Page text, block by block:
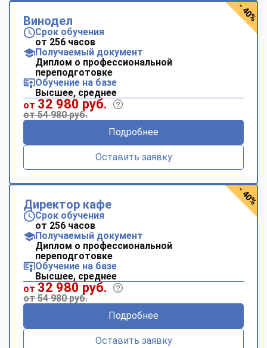
Винодел
Срок обучения
от 256 часов
Получаемый документ
Диплом о профессиональной
переподготовке
Обучение на базе
Высшее, среднее
от 32 980 руб.
от 54 980 руб.
Подробнее
Оставить заявку
- 40%
Директор кафе
Срок обучения
от 256 часов
Получаемый документ
Диплом о профессиональной
переподготовке
Обучение на базе
Высшее, среднее
от 32 980 руб.
от 54 980 руб.
Подробнее
Оставить заявку
- 40%